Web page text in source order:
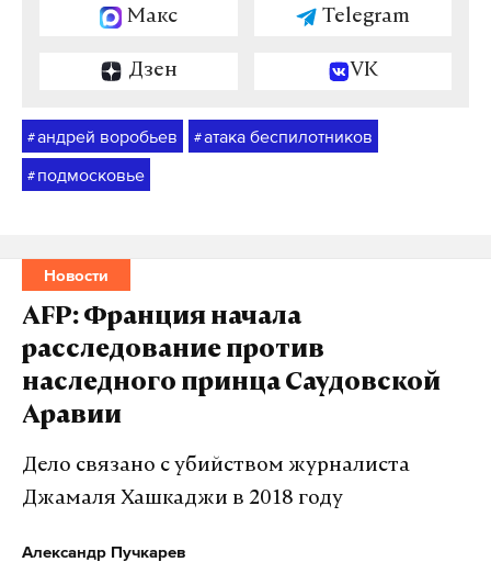
Макс Telegram
Дзен VK
#андрей воробьев #атака беспилотников
# подмосковье
Новости
AFP: Франция начала
расследование против
наследного принца Саудовской
Аравии
Дело связано с убийством журналиста
Джамаля Хашкаджи в 2018 году
Александр Пучкарев